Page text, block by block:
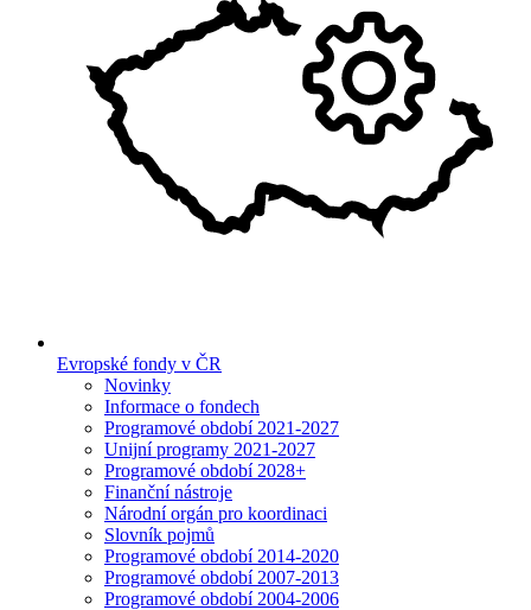
Evropské fondy v ČR
Novinky
Informace o fondech
Programové období 2021-2027
Unijní programy 2021-2027
Programové období 2028+
Finanční nástroje
Národní orgán pro koordinaci
Slovník pojmů
Programové období 2014-2020
Programové období 2007-2013
Programové období 2004-2006